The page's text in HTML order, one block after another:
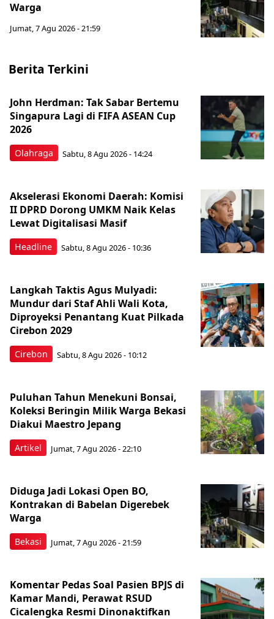
Warga
Jumat, 7 Agu 2026 - 21:59
Berita Terkini
Olahraga
John Herdman: Tak Sabar Bertemu
Singapura Lagi di FIFA ASEAN Cup
2026
Sabtu, 8 Agu 2026 - 14:24
Headline
Akselerasi Ekonomi Daerah: Komisi
II DPRD Dorong UMKM Naik Kelas
Lewat Digitalisasi Masif
Sabtu, 8 Agu 2026 - 10:36
Cirebon
Langkah Taktis Agus Mulyadi:
Mundur dari Staf Ahli Wali Kota,
Diproyeksi Penantang Kuat Pilkada
Cirebon 2029
Sabtu, 8 Agu 2026 - 10:12
Artikel
Puluhan Tahun Menekuni Bonsai,
Koleksi Beringin Milik Warga Bekasi
Diakui Maestro Jepang
Jumat, 7 Agu 2026 - 22:10
Bekasi
Diduga Jadi Lokasi Open BO,
Kontrakan di Babelan Digerebek
Warga
Jumat, 7 Agu 2026 - 21:59
Komentar Pedas Soal Pasien BPJS di
Kamar Mandi, Perawat RSUD
Cicalengka Resmi Dinonaktifkan